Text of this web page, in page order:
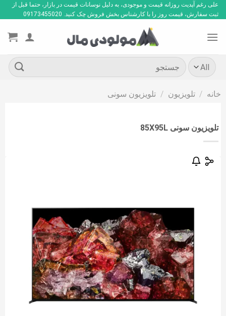
Skip
to
علی رغم آپدیت روزانه قیمت و موجودی، به دلیل نوسانات قیمت در بازار، حتما قبل از
ثبت سفارش، قیمت روز را با کارشناس بخش فروش چک کنید. 09173455020
جستجو
برای:
خانه / تلویزیون / تلویزیون سونی
تلویزیون سونی 85X95L